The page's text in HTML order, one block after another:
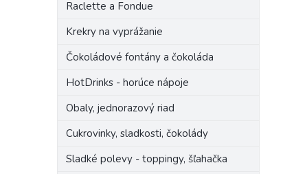
Raclette a Fondue
Krekry na vyprážanie
Čokoládové fontány a čokoláda
HotDrinks - horúce nápoje
Obaly, jednorazový riad
Cukrovinky, sladkosti, čokolády
Sladké polevy - toppingy, šľahačka